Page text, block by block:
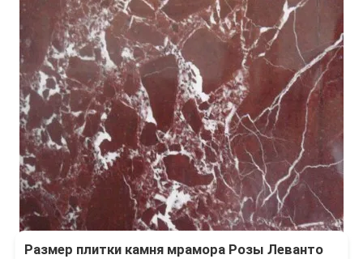
Размер плитки камня мрамора Розы Леванто